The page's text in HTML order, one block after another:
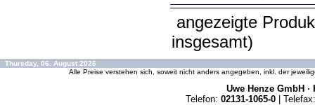
angezeigte
insgesamt)
Thursday, 06. August 2026
Alle Preise verstehen sich, soweit nicht anders angegeben, inkl. der
Uwe Henze GmbH ·
Telefon: 02131-1065-0 | Telefax: